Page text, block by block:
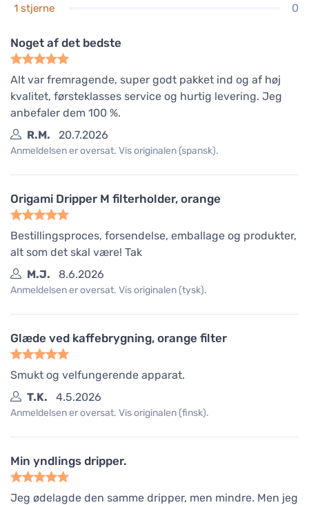
1 stjerne 0
Noget af det bedste
Alt var fremragende, super godt pakket ind og af høj
kvalitet, førsteklasses service og hurtig levering. Jeg
anbefaler dem 100 %.
R.M.
20.7.2026
Anmeldelsen er oversat. Vis originalen (spansk).
Origami Dripper M filterholder, orange
Bestillingsproces, forsendelse, emballage og produkter,
alt som det skal være! Tak
M.J.
8.6.2026
Anmeldelsen er oversat. Vis originalen (tysk).
Glæde ved kaffebrygning, orange filter
Smukt og velfungerende apparat.
T.K.
4.5.2026
Anmeldelsen er oversat. Vis originalen (finsk).
Min yndlings dripper.
Jeg ødelagde den samme dripper, men mindre. Men jeg